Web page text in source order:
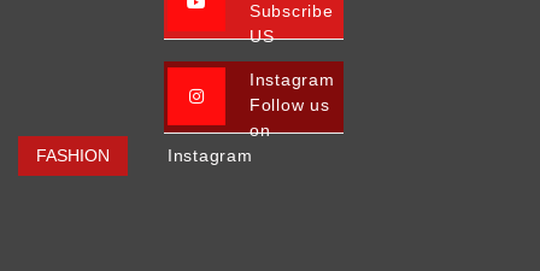
FASHION
Subscribe
US
Instagram
Follow us
on
Instagram